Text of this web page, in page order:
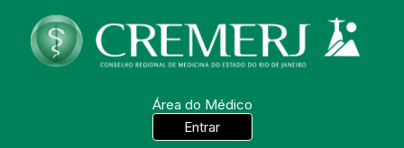
Área do Médico
Entrar